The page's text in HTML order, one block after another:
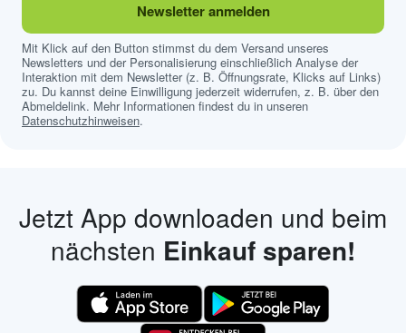
Newsletter anmelden
Mit Klick auf den Button stimmst du dem Versand unseres
Newsletters und der Personalisierung einschließlich Analyse der
Interaktion mit dem Newsletter (z. B. Öffnungsrate, Klicks auf Links)
zu. Du kannst deine Einwilligung jederzeit widerrufen, z. B. über den
Abmeldelink. Mehr Informationen findest du in unseren
Datenschutzhinweisen.
Jetzt App downloaden und beim
nächsten Einkauf sparen!